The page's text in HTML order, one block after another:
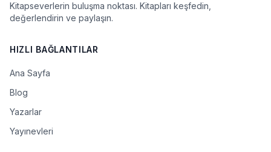
Kitapseverlerin buluşma noktası. Kitapları keşfedin,
değerlendirin ve paylaşın.
HIZLI BAĞLANTILAR
Ana Sayfa
Blog
Yazarlar
Yayınevleri